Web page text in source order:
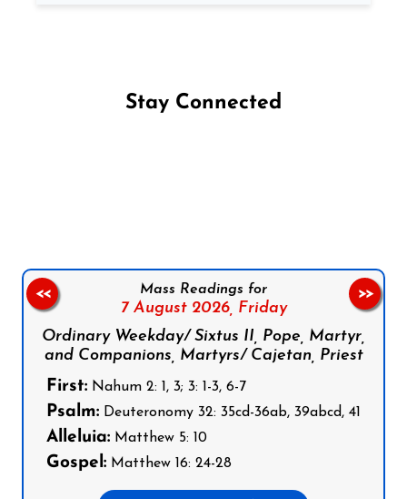
Stay Connected
Mass Readings for
7 August 2026, Friday
Ordinary Weekday/ Sixtus II, Pope, Martyr,
and Companions, Martyrs/ Cajetan, Priest
First: Nahum 2: 1, 3; 3: 1-3, 6-7
Psalm: Deuteronomy 32: 35cd-36ab, 39abcd, 41
Alleluia: Matthew 5: 10
Gospel: Matthew 16: 24-28
<< >>